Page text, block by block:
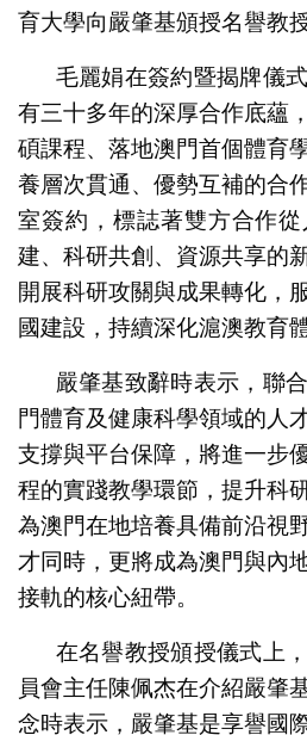
育大學向嚴肇基頒授名譽教授
毛麗娟在簽約暨揭牌儀
有三十多年的深厚合作底蘊
碩課程、落地澳門首個體育
養層次貫通、優勢互補的合
室簽約，標誌著雙方合作
建、科研共創、資源共享的
開展科研攻關與成果轉化，
國建設，持續深化滬澳教育
嚴肇基致辭時表示，聯
門體育及健康科學領域的人
支撐與平台保障，將進一步
程的實踐教學環節，提升科
為澳門在地培養具備前沿視
才同時，更將成為澳門與內
接軌的核心紐帶。
在名譽教授頒授儀式上
員會主任陳佩杰在介紹嚴肇
念時表示，嚴肇基是享譽國